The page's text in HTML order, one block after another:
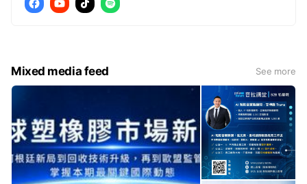
Mixed media feed See more